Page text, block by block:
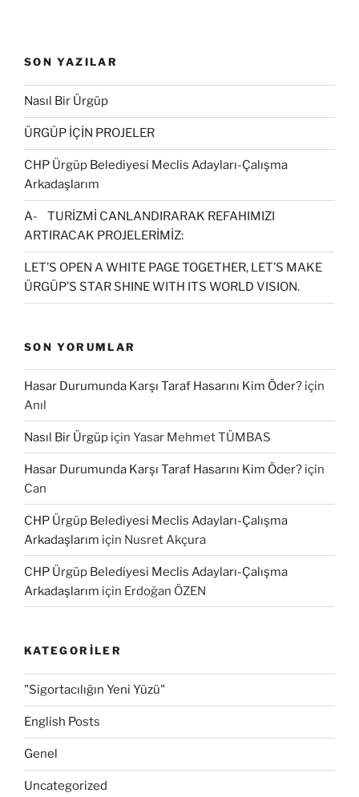
SON YAZILAR
Nasıl Bir Ürgüp
ÜRGÜP İÇİN PROJELER
CHP Ürgüp Belediyesi Meclis Adayları-Çalışma
Arkadaşlarım
A- TURİZMİ CANLANDIRARAK REFAHIMIZI
ARTIRACAK PROJELERİMİZ:
LET’S OPEN A WHITE PAGE TOGETHER, LET’S MAKE
ÜRGÜP’S STAR SHINE WITH ITS WORLD VISION.
SON YORUMLAR
Hasar Durumunda Karşı Taraf Hasarını Kim Öder? için
Anıl
Nasıl Bir Ürgüp için Yasar Mehmet TÜMBAS
Hasar Durumunda Karşı Taraf Hasarını Kim Öder? için
Can
CHP Ürgüp Belediyesi Meclis Adayları-Çalışma
Arkadaşlarım için Nusret Akçura
CHP Ürgüp Belediyesi Meclis Adayları-Çalışma
Arkadaşlarım için Erdoğan ÖZEN
KATEGORILER
"Sigortacılığın Yeni Yüzü"
English Posts
Genel
Uncategorized